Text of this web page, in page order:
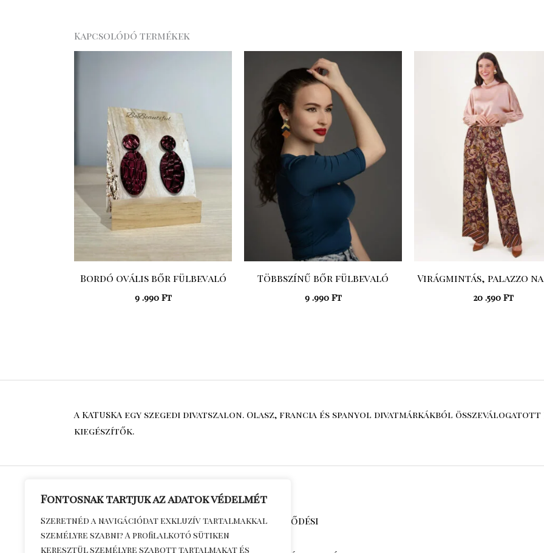
Fontosnak tartjuk az adatok védelmét
Szeretnéd a navigációdat exkluzív tartalmakkal
személyre szabni? A profilalkotó sütiken
keresztül személyre szabott tartalmakat és
Kapcsolódó termékek
Bordó ovális bőr fülbevaló
9 .990 Ft
Többszínű bőr fülbevaló
9 .990 Ft
Virágmintás, palazzo
20 .590 Ft
A KATUSKA egy szegedi divatszalon. Olasz, francia és spanyol divatmárkákból
kiegészítők.
Általános Szerződési
Feltételek